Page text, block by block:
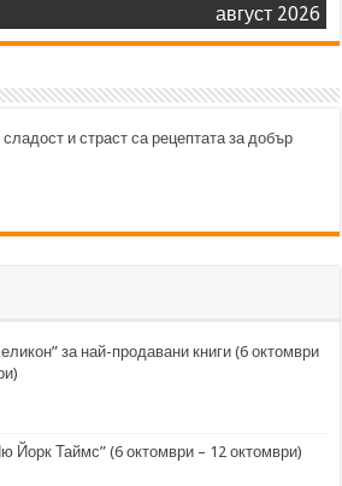
август 2026
сладост и страст са рецептата за добър
за най-продавани книги (6 октомври
Йорк Таймс” (6 октомври – 12 октомври)